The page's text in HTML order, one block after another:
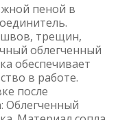
пеной в
швов, трещин,
облегченный
обеспечивает
в работе.
после
Облегченный